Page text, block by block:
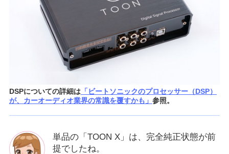
DSPについての詳細は「ビートソニックのプロセッサー（DSP）
が、カーオーディオ業界の常識を覆すかも」 参照。
単品の「TOON X」は、完全純正状態が前
提でしたね。